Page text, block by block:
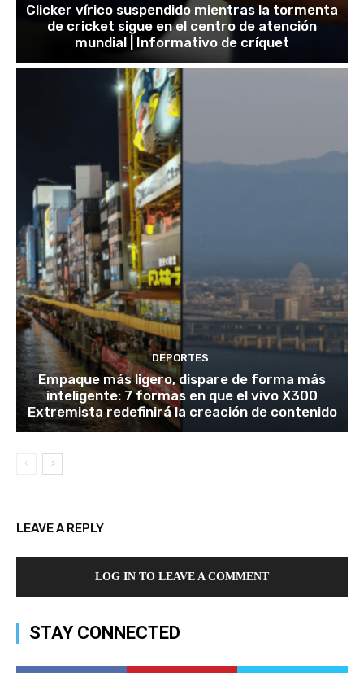
Clicker vírico suspendido mientras la tormenta
de cricket sigue en el centro de atención
mundial | Informativo de críquet
DEPORTES
Empaque más ligero, dispare de forma más
inteligente: 7 formas en que el vivo X300
Extremista redefinirá la creación de contenido
LEAVE A REPLY
LOG IN TO LEAVE A COMMENT
STAY CONNECTED